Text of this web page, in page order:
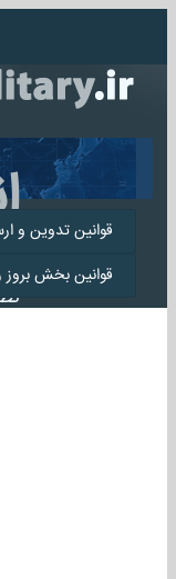
قوانین تدوین و
قوانین بخش بروز